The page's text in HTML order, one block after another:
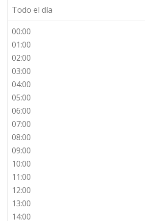
Todo el día
00:00
01:00
02:00
03:00
04:00
05:00
06:00
07:00
08:00
09:00
10:00
11:00
12:00
13:00
14:00